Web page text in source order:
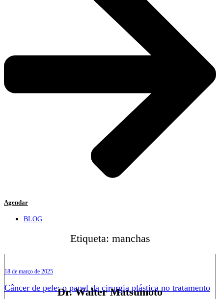
Agendar
BLOG
Etiqueta: manchas
18 de março de 2025
Câncer de pele: o papel da cirurgia plástica no tratamento
Dr. Walter Matsumoto